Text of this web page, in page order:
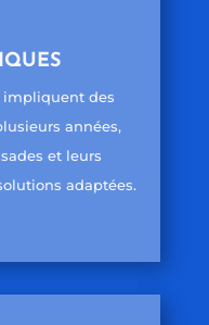
impliquent des
années,
et leurs
adaptées.